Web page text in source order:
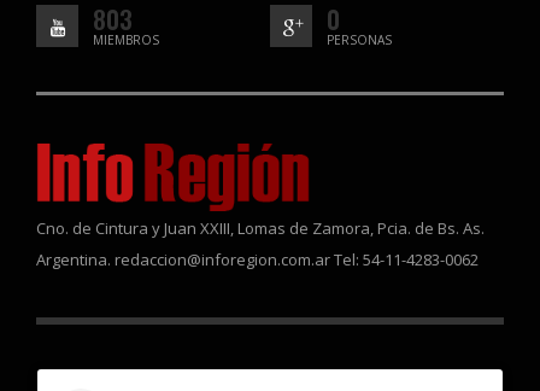
803
MIEMBROS
0
PERSONAS
Cno. de Cintura y Juan XXIII, Lomas de Zamora, Pcia. de Bs. As.
Argentina. redaccion@inforegion.com.ar Tel: 54-11-4283-0062